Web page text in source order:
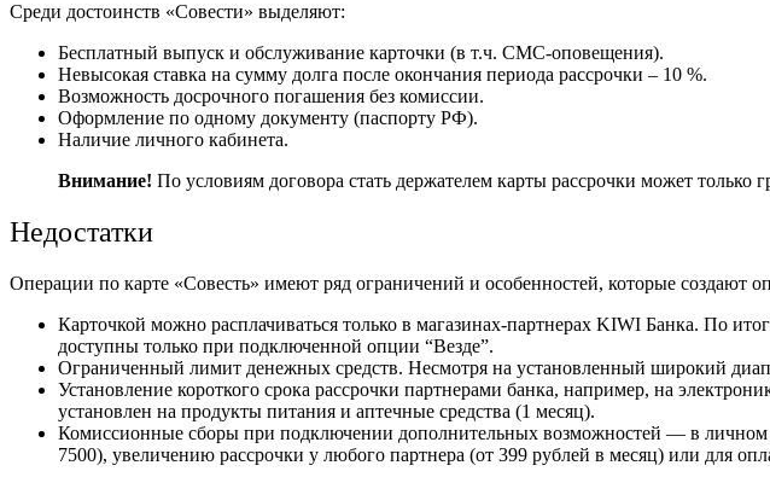
Среди достоинств «Совести» выделяют:
Бесплатный выпуск и обслуживание карточки (в т.ч. СМС-оповещения).
Невысокая ставка на сумму долга после окончания периода рассрочки – 10 %.
Возможность досрочного погашения без комиссии.
Оформление по одному документу (паспорту РФ).
Наличие личного кабинета.
Внимание! По условиям договора стать держателем карты рассрочки может
Недостатки
Операции по карте «Совесть» имеют ряд ограничений и особенностей, которые создают
Карточкой можно расплачиваться только в магазинах-партнерах KIWI Банка. По
доступны только при подключенной опции “Везде”.
Ограниченный лимит денежных средств. Несмотря на установленный широкий
Установление короткого срока рассрочки партнерами банка, например, на
установлен на продукты питания и аптечные средства (1 месяц).
Комиссионные сборы при подключении дополнительных возможностей — в
7500), увеличению рассрочки у любого партнера (от 399 рублей в месяц) или для